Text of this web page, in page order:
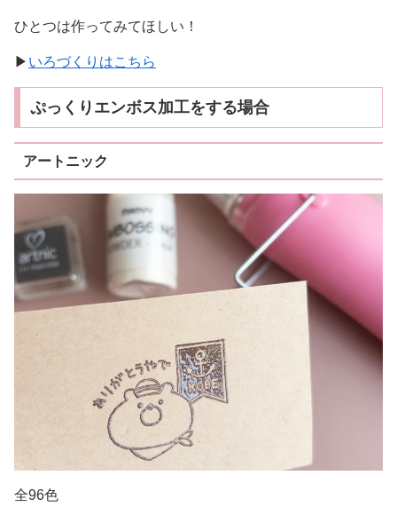
ひとつは作ってみてほしい！
▶ いろづくりはこちら
ぷっくりエンボス加工をする場合
アートニック
全96色